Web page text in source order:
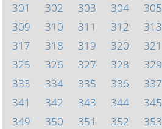
301
302 303 304 305
309
310 311 312 313
317
318 319 320 321
325
326 327 328 329
333
334 335 336 337
341
342 343 344 345
349
350 351 352 353